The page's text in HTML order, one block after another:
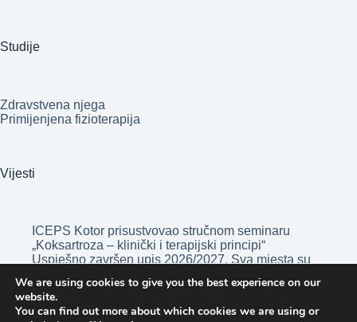
Studije
Zdravstvena njega
Primijenjena fizioterapija
Vijesti
ICEPS Kotor prisustvovao stručnom seminaru
„Koksartroza – klinički i terapijski principi“
Uspješno završen upis 2026/2027. Sva mjesta su
Opšta bolnica „Blažo Jošov Orlandić” Bar nova
nastavna baza Visoke medicinske škole ICEPS
Kotor
We are using cookies to give you the best experience on our
website.
You can find out more about which cookies we are using or